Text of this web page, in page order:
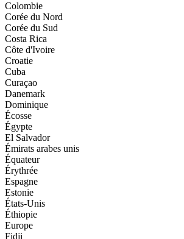
Colombie
Corée du Nord
Corée du Sud
Costa Rica
Côte d'Ivoire
Croatie
Cuba
Curaçao
Danemark
Dominique
Écosse
Égypte
El Salvador
Émirats arabes unis
Équateur
Érythrée
Espagne
Estonie
États-Unis
Éthiopie
Europe
Fidji